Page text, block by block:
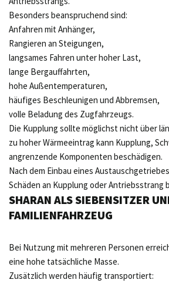
Besonders beanspruchend sind:
Anfahren mit Anhänger,
Rangieren an Steigungen,
langsames Fahren unter hoher Last,
lange Bergauffahrten,
hohe Außentemperaturen,
häufiges Beschleunigen und Abbremsen,
volle Beladung des Zugfahrzeugs.
Die Kupplung sollte möglichst nicht über
zu hoher Wärmeeintrag kann Kupplung,
angrenzende Komponenten beschädigen.
Nach dem Einbau eines
Schäden an Kupplung oder Antriebsstrang
SHARAN ALS SIEBENSITZER
FAMILIENFAHRZEUG
Bei Nutzung mit mehreren Personen
eine hohe tatsächliche Masse.
Zusätzlich werden häufig transportiert: